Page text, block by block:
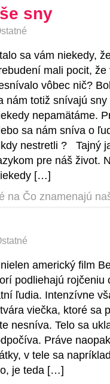
sny
sa vám niekedy,
mali pocit,
vôbec nič?
nám totiž snívajú
nepamätáme.
sa nám sníva o
nestretli ? Tajný
pre náš život.
[…]
na Čo znamenajú
americký film
podliehajú rojčeniu
ľudia. Intenzívne
viečka, ktoré sa
nesníva. Telo sa
Práve
v tele sa
je teda […]